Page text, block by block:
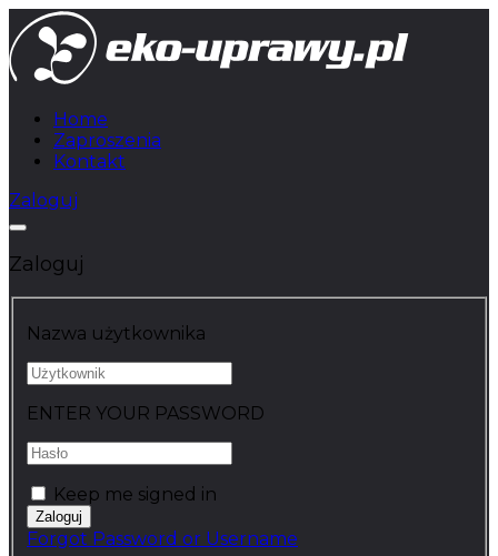
Home
Zaproszenia
Kontakt
Zaloguj
Zaloguj
Nazwa użytkownika
ENTER YOUR PASSWORD
Keep me signed in
Forgot Password or Username